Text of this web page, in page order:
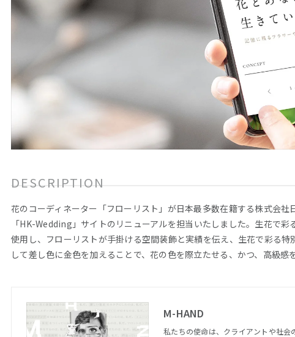
DESCRIPTION
花のコーディネーター「フローリスト」が日本最多数在籍する株式会
「HK-Wedding」サイトのリニューアルを担当いたしました。生花で
使用し、フローリストが手掛ける空間装飾と実績を伝え、生花で彩る
して差し色に金色を加えることで、花の色を際立たせる、かつ、高級感
M-HAND
私たちの使命は、クライアントや社